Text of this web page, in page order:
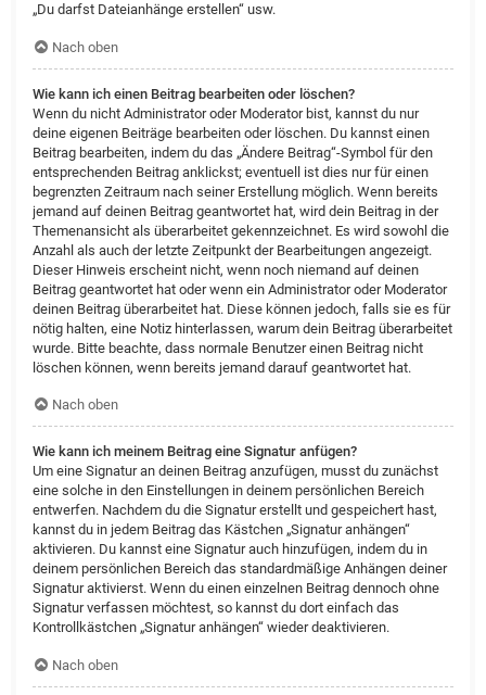
„Du darfst Dateianhänge erstellen“ usw.
Nach oben
Wie kann ich einen Beitrag bearbeiten oder löschen?
Wenn du nicht Administrator oder Moderator bist, kannst du nur
deine eigenen Beiträge bearbeiten oder löschen. Du kannst einen
Beitrag bearbeiten, indem du das „Ändere Beitrag“-Symbol für den
entsprechenden Beitrag anklickst; eventuell ist dies nur für einen
begrenzten Zeitraum nach seiner Erstellung möglich. Wenn bereits
jemand auf deinen Beitrag geantwortet hat, wird dein Beitrag in der
Themenansicht als überarbeitet gekennzeichnet. Es wird sowohl die
Anzahl als auch der letzte Zeitpunkt der Bearbeitungen angezeigt.
Dieser Hinweis erscheint nicht, wenn noch niemand auf deinen
Beitrag geantwortet hat oder wenn ein Administrator oder Moderator
deinen Beitrag überarbeitet hat. Diese können jedoch, falls sie es für
nötig halten, eine Notiz hinterlassen, warum dein Beitrag überarbeitet
wurde. Bitte beachte, dass normale Benutzer einen Beitrag nicht
löschen können, wenn bereits jemand darauf geantwortet hat.
Nach oben
Wie kann ich meinem Beitrag eine Signatur anfügen?
Um eine Signatur an deinen Beitrag anzufügen, musst du zunächst
eine solche in den Einstellungen in deinem persönlichen Bereich
entwerfen. Nachdem du die Signatur erstellt und gespeichert hast,
kannst du in jedem Beitrag das Kästchen „Signatur anhängen“
aktivieren. Du kannst eine Signatur auch hinzufügen, indem du in
deinem persönlichen Bereich das standardmäßige Anhängen deiner
Signatur aktivierst. Wenn du einen einzelnen Beitrag dennoch ohne
Signatur verfassen möchtest, so kannst du dort einfach das
Kontrollkästchen „Signatur anhängen“ wieder deaktivieren.
Nach oben